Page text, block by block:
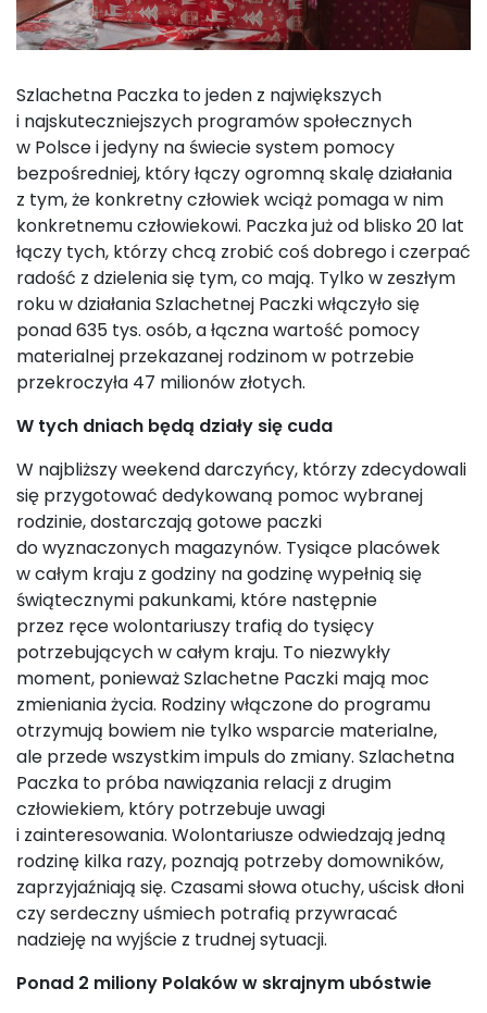
Szlachetna Paczka to jeden z największych
i najskuteczniejszych programów społecznych
w Polsce i jedyny na świecie system pomocy
bezpośredniej, który łączy ogromną skalę działania
z tym, że konkretny człowiek wciąż pomaga w nim
konkretnemu człowiekowi. Paczka już od blisko 20 lat
łączy tych, którzy chcą zrobić coś dobrego i czerpać
radość z dzielenia się tym, co mają. Tylko w zeszłym
roku w działania Szlachetnej Paczki włączyło się
ponad 635 tys. osób, a łączna wartość pomocy
materialnej przekazanej rodzinom w potrzebie
przekroczyła 47 milionów złotych.
W tych dniach będą działy się cuda
W najbliższy weekend darczyńcy, którzy zdecydowali
się przygotować dedykowaną pomoc wybranej
rodzinie, dostarczają gotowe paczki
do wyznaczonych magazynów. Tysiące placówek
w całym kraju z godziny na godzinę wypełnią się
świątecznymi pakunkami, które następnie
przez ręce wolontariuszy trafią do tysięcy
potrzebujących w całym kraju. To niezwykły
moment, ponieważ Szlachetne Paczki mają moc
zmieniania życia. Rodziny włączone do programu
otrzymują bowiem nie tylko wsparcie materialne,
ale przede wszystkim impuls do zmiany. Szlachetna
Paczka to próba nawiązania relacji z drugim
człowiekiem, który potrzebuje uwagi
i zainteresowania. Wolontariusze odwiedzają jedną
rodzinę kilka razy, poznają potrzeby domowników,
zaprzyjaźniają się. Czasami słowa otuchy, uścisk dłoni
czy serdeczny uśmiech potrafią przywracać
nadzieję na wyjście z trudnej sytuacji.
Ponad 2 miliony Polaków w skrajnym ubóstwie